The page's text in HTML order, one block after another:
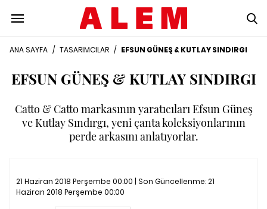
ANA SAYFA / TASARIMCILAR / EFSUN GÜNEŞ & KUTLAY SINDIRGI
EFSUN GÜNEŞ & KUTLAY SINDIRGI
Catto & Catto markasının yaratıcıları Efsun Güneş
ve Kutlay Sındırgı, yeni çanta koleksiyonlarının
perde arkasını anlatıyorlar.
21 Haziran 2018 Perşembe 00:00 | Son Güncellenme:21
Haziran 2018 Perşembe 00:00